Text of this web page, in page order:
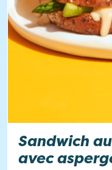
Sandwich
avec